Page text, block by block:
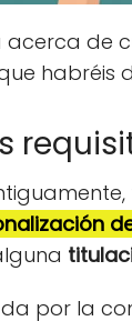
de
habréis
por la